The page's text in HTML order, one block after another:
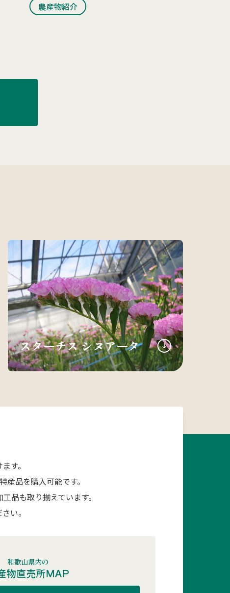
農産物紹介
スターチス シヌアータ
す。
品を購入可能です。
品も取り揃えています。
い。
和歌山県内の
物直売所MAP